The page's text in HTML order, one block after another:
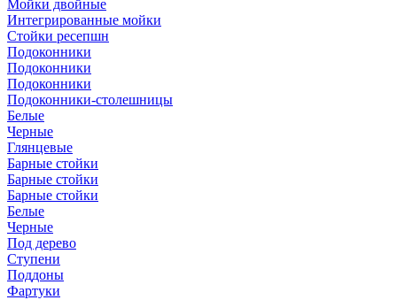
Мойки двойные
Интегрированные мойки
Стойки ресепшн
Подоконники
Подоконники
Подоконники
Подоконники-столешницы
Белые
Черные
Глянцевые
Барные стойки
Барные стойки
Барные стойки
Белые
Черные
Под дерево
Ступени
Поддоны
Фартуки